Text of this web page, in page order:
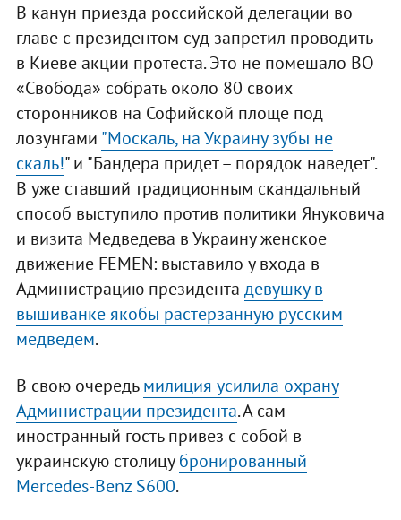
В канун приезда российской делегации во
главе с президентом суд запретил проводить
в Киеве акции протеста. Это не помешало ВО
«Свобода» собрать около 80 своих
сторонников на Софийской площе под
лозунгами "Москаль, на Украину зубы не
скаль!" и "Бандера придет – порядок наведет".
В уже ставший традиционным скандальный
способ выступило против политики Януковича
и визита Медведева в Украину женское
движение FEMEN: выставило у входа в
Администрацию президента девушку в
вышиванке якобы растерзанную русским
медведем.
В свою очередьмилиция усилила охрану
Администрации президента. А сам
иностранный гость привез с собой в
украинскую столицубронированный
Mercedes-Benz S600.